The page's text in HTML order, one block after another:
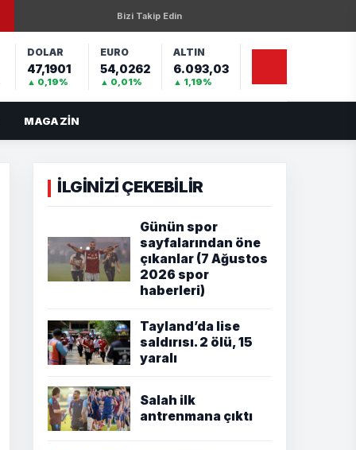
Bizi Takip Edin
DOLAR
47,1901
▲ 0,19%
EURO
54,0262
▲ 0,01%
ALTIN
6.093,03
▲ 1,19%
MAGAZIN
İLGİNİZİ ÇEKEBİLİR
Günün spor
sayfalarından öne
çıkanlar (7 Ağustos
2026 spor
haberleri)
Tayland’da lise
saldırısı. 2 ölü, 15
yaralı
Salah ilk
antrenmana çıktı